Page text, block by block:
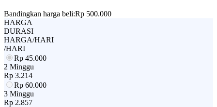
Bandingkan harga beli:Rp 500.000
HARGA
DURASI
HARGA/HARI
/HARI
Rp 45.000
2 Minggu
Rp 3.214
Rp 60.000
3 Minggu
Rp 2.857